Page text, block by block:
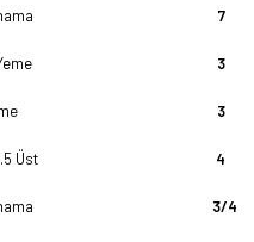
7
3
3
Üst 4
3/4